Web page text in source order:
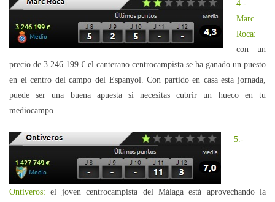
4.-
Marc
Roca:
con un
precio de 3.246.199 € el canterano centrocampista se ha ganado un puesto
en el centro del campo del Espanyol. Con partido en casa esta jornada,
puede ser una buena apuesta si necesitas cubrir un hueco en tu
mediocampo.
5.-
Ontiveros: el joven centrocampista del Málaga está aprovechando la